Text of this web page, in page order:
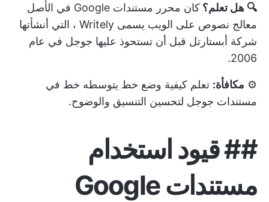
🔍 هل تعلم؟
كان محرر مستندات Google في الأصل
معالج نصوص على الويب يسمى Writely ، التي أنشأتها
شركة أبستارتل قبل أن تستحوذ عليها جوجل في عام
2006.
⚙️ مكافأة: تعلم كيفية وضع خط يتوسطه خط في
مستندات جوجل لتحسين التنسيق والوضوح.
##قيود استخدام
مستندات Google